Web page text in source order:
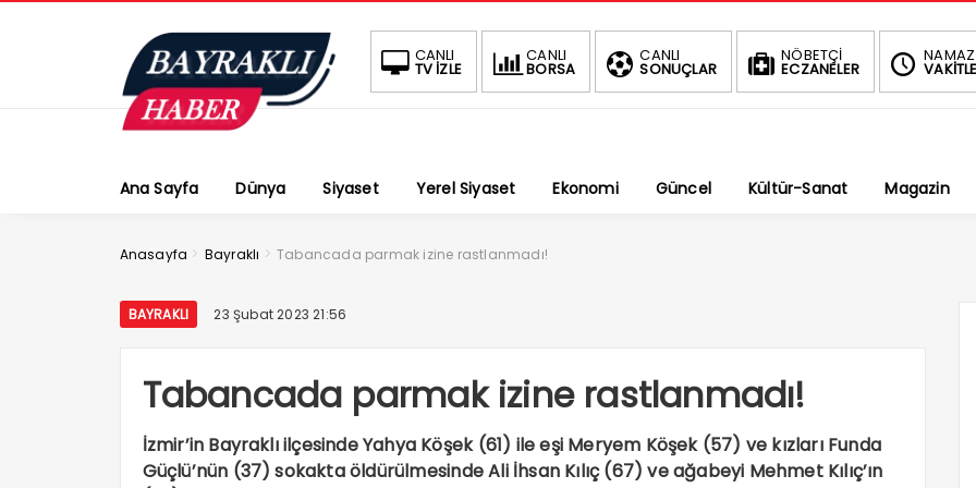
CANLI
TV İZLE
CANLI
BORSA
CANLI
SONUÇLAR
NÖBETÇİ
ECZANELER
NAMAZ
BIST
-0.03% 1.690,16
DOLAR
% 47,6787
Ana Sayfa Dünya Siyaset Yerel Siyaset Ekonomi Güncel Kültür-Sanat Magazin
Anasayfa > Bayraklı > Tabancada parmak izine rastlanmadı!
BAYRAKLI 23 Şubat 2023 21:56
Tabancada parmak izine rastlanmadı!
İzmir’in Bayraklı ilçesinde Yahya Köşek (61) ile eşi Meryem Köşek (57) ve kızları Funda
Güçlü’nün (37) sokakta öldürülmesinde Ali İhsan Kılıç (67) ve ağabeyi Mehmet Kılıç’ın